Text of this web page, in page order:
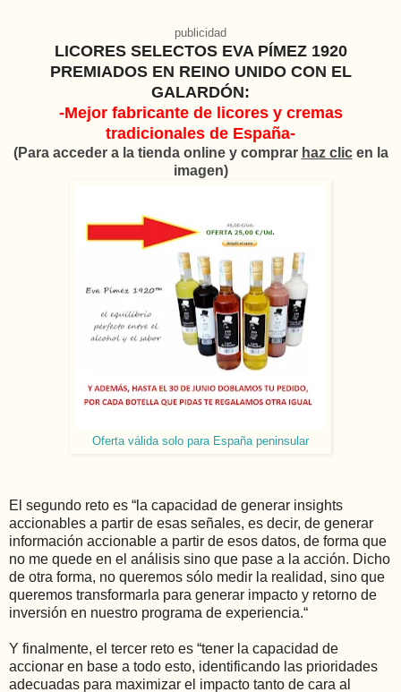
publicidad
LICORES SELECTOS EVA PÍMEZ 1920
PREMIADOS EN REINO UNIDO CON EL
GALARDÓN:
-Mejor fabricante de licores y cremas
tradicionales de España-
(Para acceder a la tienda online y comprar haz clicen la
imagen)
Oferta válida solo para España peninsular
El segundo reto es “la capacidad de generar insights
accionables a partir de esas señales, es decir, de generar
información accionable a partir de esos datos, de forma que
no me quede en el análisis sino que pase a la acción. Dicho
de otra forma, no queremos sólo medir la realidad, sino que
queremos transformarla para generar impacto y retorno de
inversión en nuestro programa de experiencia.“
Y finalmente, el tercer reto es “tener la capacidad de
accionar en base a todo esto, identificando las prioridades
adecuadas para maximizar el impacto tanto de cara al